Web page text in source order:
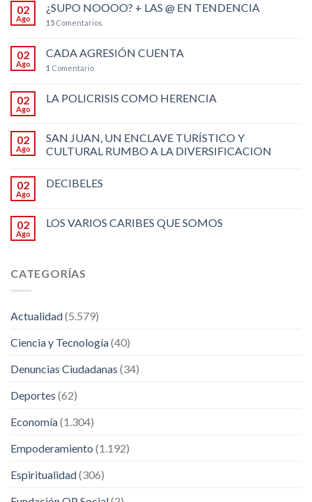
02
Ago
¿SUPO NOOOO? + LAS @ EN TENDENCIA
15 Comentarios
02
Ago
CADA AGRESIÓN CUENTA
1 Comentario
02
Ago
LA POLICRISIS COMO HERENCIA
02
Ago
SAN JUAN, UN ENCLAVE TURÍSTICO Y
CULTURAL RUMBO A LA DIVERSIFICACION
02
Ago
DECIBELES
02
Ago
LOS VARIOS CARIBES QUE SOMOS
CATEGORÍAS
Actualidad(5.579)
Ciencia y Tecnología(40)
Denuncias Ciudadanas (34)
Deportes (62)
Economía(1.304)
Empoderamiento (1.192)
Espiritualidad(306)